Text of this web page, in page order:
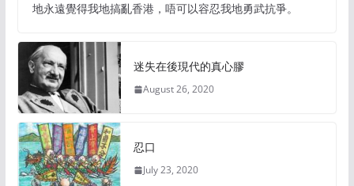
地永遠覺得我地搞亂香港，唔可以容忍我地勇武抗爭。
迷失在後現代的真心膠
August 26, 2020
忍口
July 23, 2020